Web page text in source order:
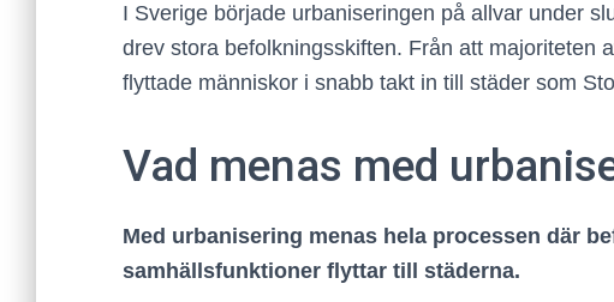
I Sverige började urbaniseringen på allvar under
drev stora befolkningsskiften. Från att majoriteten
flyttade människor i snabb takt in till städer som
Vad menas med
Med urbanisering menas hela processen där
samhällsfunktioner flyttar till städerna.